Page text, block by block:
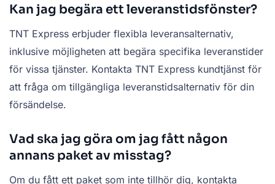
Kan jag begära ett leveranstidsfönster?
TNT Express erbjuder flexibla leveransalternativ,
inklusive möjligheten att begära specifika leveranstider
för vissa tjänster. Kontakta TNT Express kundtjänst för
att fråga om tillgängliga leveranstidsalternativ för din
försändelse.
Vad ska jag göra om jag fått någon
annans paket av misstag?
Om du fått ett paket som inte tillhör dig, kontakta